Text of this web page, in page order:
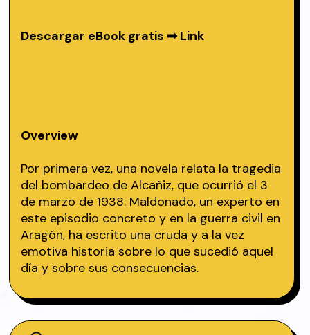
Descargar eBook gratis ➡Link
Overview
Por primera vez, una novela relata la tragedia
del bombardeo de Alcañiz, que ocurrió el 3
de marzo de 1938. Maldonado, un experto en
este episodio concreto y en la guerra civil en
Aragón, ha escrito una cruda y a la vez
emotiva historia sobre lo que sucedió aquel
día y sobre sus consecuencias.